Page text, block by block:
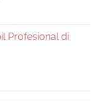
Profesional di